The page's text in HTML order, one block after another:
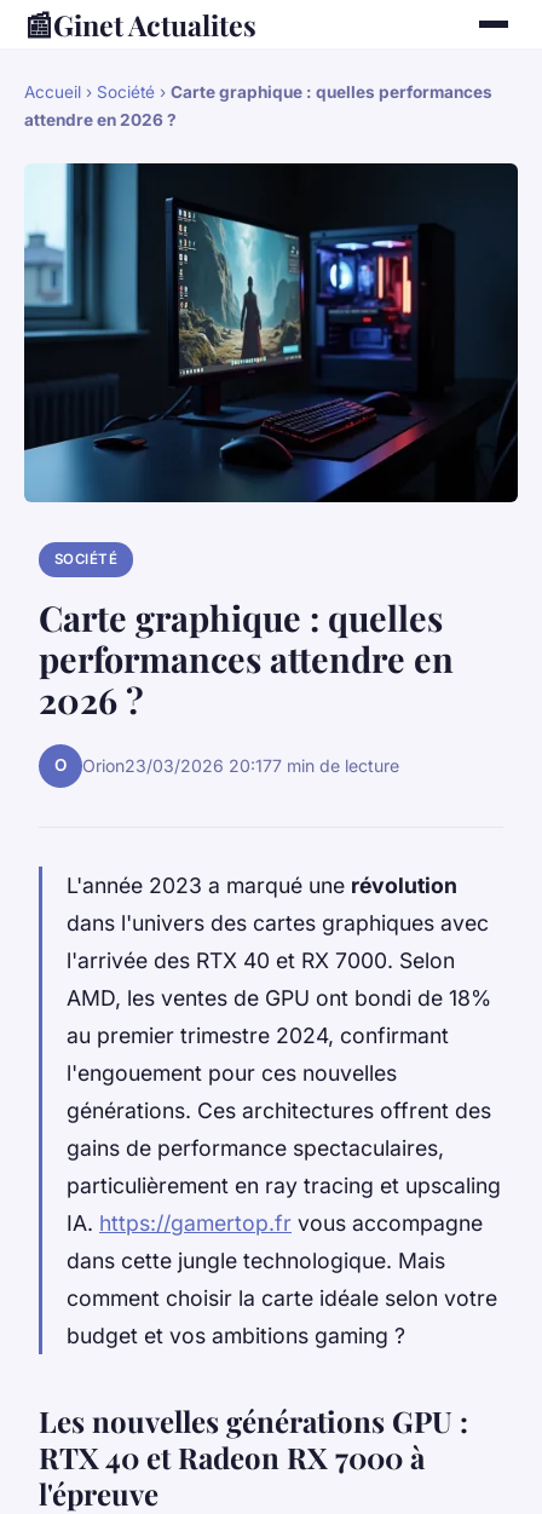
📰Ginet Actualites
Accueil › Société › Carte graphique : quelles performances
attendre en 2026 ?
SOCIÉTÉ
Carte graphique : quelles
performances attendre en
2026 ?
O Orion23/03/2026 20:177 min de lecture
L'année 2023 a marqué une révolution
dans l'univers des cartes graphiques avec
l'arrivée des RTX 40 et RX 7000. Selon
AMD, les ventes de GPU ont bondi de 18%
au premier trimestre 2024, confirmant
l'engouement pour ces nouvelles
générations. Ces architectures offrent des
gains de performance spectaculaires,
particulièrement en ray tracing et upscaling
IA. https://gamertop.fr vous accompagne
dans cette jungle technologique. Mais
comment choisir la carte idéale selon votre
budget et vos ambitions gaming ?
Les nouvelles générations GPU :
RTX 40 et Radeon RX 7000 à
l'épreuve